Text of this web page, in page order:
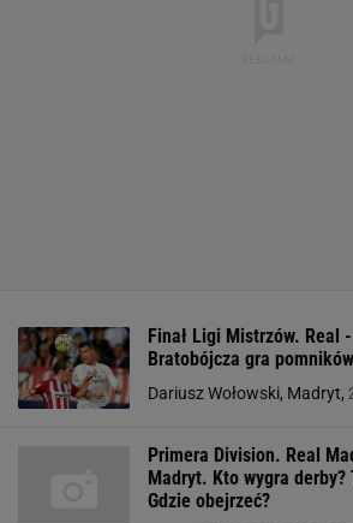
Finał Ligi Mistrzów. Real
Bratobójcza gra
Dariusz Wołowski, Madryt,
Primera Division. Real
Madryt. Kto wygra derby?
Gdzie obejrzeć?